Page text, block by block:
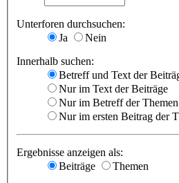
Unterforen durchsuchen:
Ja
Nein
Innerhalb suchen:
Betreff und Text der
Nur im Text der Beiträge
Nur im Betreff der Themen
Nur im ersten Beitrag der
Ergebnisse anzeigen als:
Beiträge
Themen